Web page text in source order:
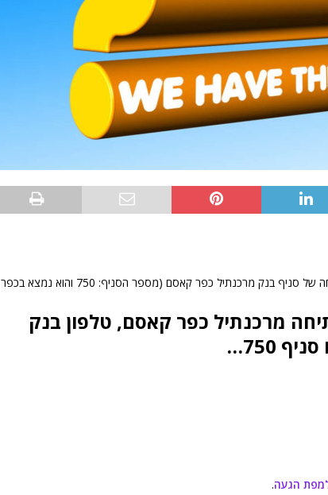
היכן אפשר למצוא מידע כמו טלפון, שעות פתיחה של סניף בנק מרכנתיל כפר קאסם (מספר הסניף: 750 והוא נמצא בכפר
מרכנתיל כפר קאסם, טלפון בנק
750…
הגעה.